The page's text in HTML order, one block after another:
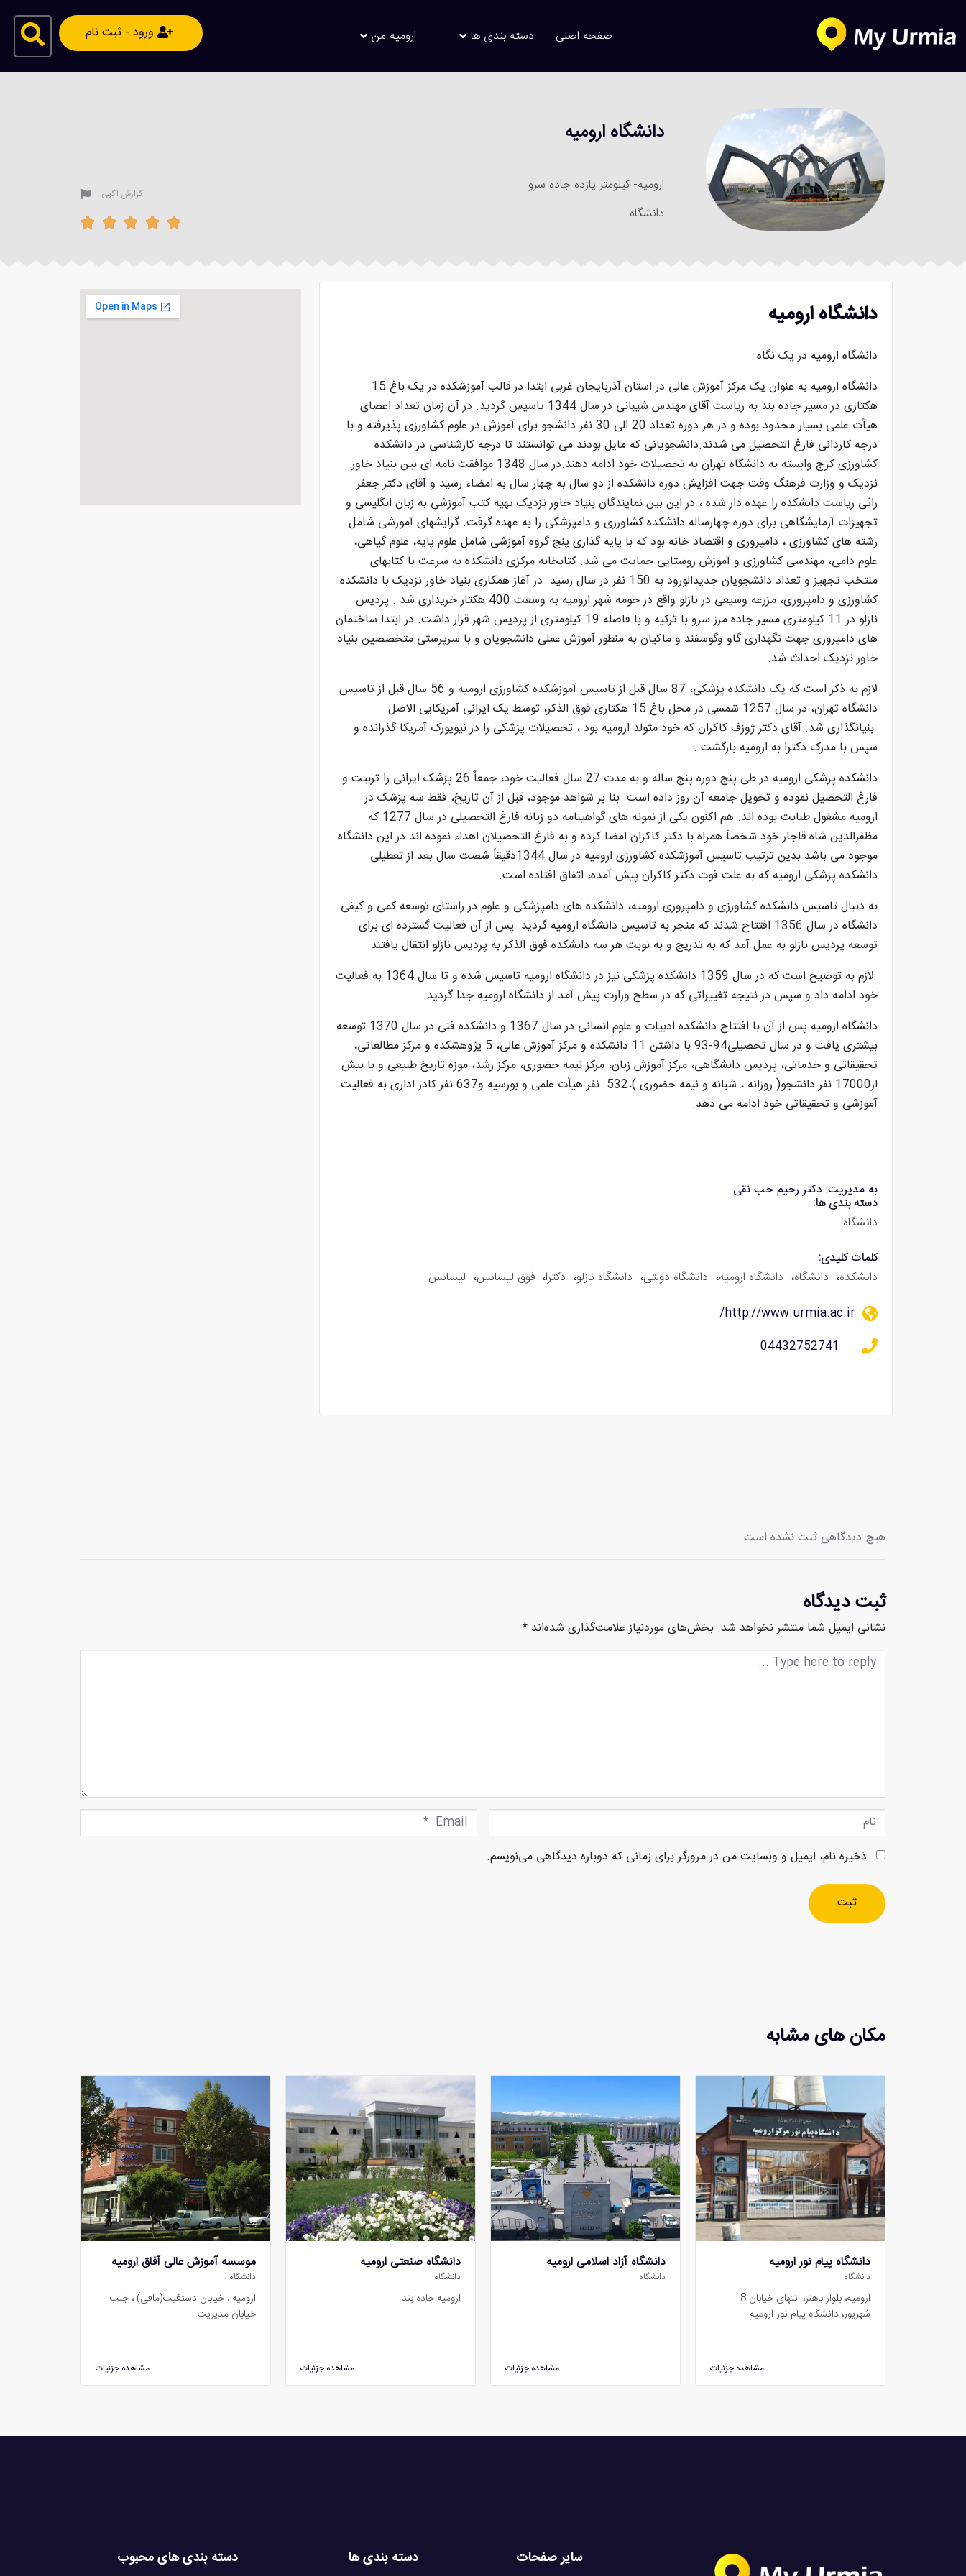
صفحه اصلی دسته بندی ها ارومیه من ورود - ثبت نام
دانشگاه ارومیه
ارومیه- کیلومتر یازده جاده سرو
دانشگاه
گزارش آگهی





دانشگاه ارومیه
دانشگاه ارومیه در یک نگاه
دانشگاه ارومیه به عنوان یک مرکز آموزش عالی در استان آذربایجان غربی ابتدا در قالب آموزشکده در یک باغ 15
هکتاری در مسیر جاده بند به ریاست آقای مهندس شیبانی در سال 1344 تاسیس گردید. در آن زمان تعداد اعضای
هیأت علمی بسیار محدود بوده و در هر دوره تعداد 20 الی 30 نفر دانشجو برای آموزش در علوم کشاورزی پذیرفته و با
درجه کاردانی فارغ التحصیل می شدند.دانشجویانی که مایل بودند می توانستند تا درجه کارشناسی در دانشکده
کشاورزی کرج وابسته به دانشگاه تهران به تحصیلات خود ادامه دهند.در سال 1348 موافقت نامه ای بین بنیاد خاور
نزدیک و وزارت فرهنگ وقت جهت افزایش دوره دانشکده از دو سال به چهار سال به امضاء رسید و آقای دکتر جعفر
راثی ریاست دانشکده را عهده دار شده ، در این بین نمایندگان بنیاد خاور نزدیک تهیه کتب آموزشی به زبان انگلیسی و
تجهیزات آزمایشگاهی برای دوره چهارساله دانشکده کشاورزی و دامپزشکی را به عهده گرفت. گرایشهای آموزشی شامل
رشته های کشاورزی ، دامپروری و اقتصاد خانه بود که با پایه گذاری پنج گروه آموزشی شامل علوم پایه، علوم گیاهی،
علوم دامی، مهندسی کشاورزی و آموزش روستایی حمایت می شد. کتابخانه مرکزی دانشکده به سرعت با کتابهای
منتخب تجهیز و تعداد دانشجویان جدیدالورود به 150 نفر در سال رسید. در آغاز همکاری بنیاد خاور نزدیک با دانشکده
کشاورزی و دامپروری، مزرعه وسیعی در نازلو واقع در حومه شهر ارومیه به وسعت 400 هکتار خریداری شد . پردیس
نازلو در 11 کیلومتری مسیر جاده مرز سرو با ترکیه و با فاصله 19 کیلومتری از پردیس شهر قرار داشت. در ابتدا ساختمان
های دامپروری جهت نگهداری گاو وگوسفند و ماکیان به منظور آموزش عملی دانشجویان و با سرپرستی متخصصین بنیاد
خاور نزدیک احداث شد.
لازم به ذکر است که یک دانشکده پزشکی، 87 سال قبل از تاسیس آموزشکده کشاورزی ارومیه و 56 سال قبل از تاسیس
دانشگاه تهران، در سال 1257 شمسی در محل باغ 15 هکتاری فوق الذکر، توسط یک ایرانی آمریکایی الاصل
بنیانگذاری شد. آقای دکتر ژوزف کاکران که خود متولد ارومیه بود ، تحصیلات پزشکی را در نیویورک آمریکا گذرانده و
سپس با مدرک دکترا به ارومیه بازگشت .
دانشکده پزشکی ارومیه در طی پنج دوره پنج ساله و به مدت 27 سال فعالیت خود، جمعاٌ 26 پزشک ایرانی را تربیت و
فارغ التحصیل نموده و تحویل جامعه آن روز داده است. بنا بر شواهد موجود، قبل از آن تاریخ، فقط سه پزشک در
ارومیه مشغول طبابت بوده اند. هم اکنون یکی از نمونه های گواهینامه دو زبانه فارغ التحصیلی در سال 1277 که
مظفرالدین شاه قاجار خود شخصاً همراه با دکتر کاکران امضا کرده و به فارغ التحصیلان اهداء نموده اند در این دانشگاه
موجود می باشد بدین ترتیب تاسیس آموزشکده کشاورزی ارومیه در سال 1344دقیقاً شصت سال بعد از تعطیلی
دانشکده پزشکی ارومیه که به علت فوت دکتر کاکران پیش آمده، اتفاق افتاده است.
به دنبال تاسیس دانشکده کشاورزی و دامپروری ارومیه، دانشکده های دامپزشکی و علوم در راستای توسعه کمی و کیفی
دانشگاه در سال 1356 افتتاح شدند که منجر به تاسیس دانشگاه ارومیه گردید. پس از آن فعالیت گسترده ای برای
توسعه پردیس نازلو به عمل آمد که به تدریج و به نوبت هر سه دانشکده فوق الذکر به پردیس نازلو انتقال یافتند.
لازم به توضیح است که در سال 1359 دانشکده پزشکی نیز در دانشگاه ارومیه تاسیس شده و تا سال 1364 به فعالیت
خود ادامه داد و سپس در نتیجه تغییراتی که در سطح وزارت پیش آمد از دانشگاه ارومیه جدا گردید.
دانشگاه ارومیه پس از آن با افتتاح دانشکده ادبیات و علوم انسانی در سال 1367 و دانشکده فنی در سال 1370 توسعه
بیشتری یافت و در سال تحصیلی94-93 با داشتن 11 دانشکده و مرکز آموزش عالی، 5 پژوهشکده و مرکز مطالعاتی،
تحقیقاتی و خدماتی، پردیس دانشگاهی، مرکز آموزش زبان، مرکز نیمه حضوری، مرکز رشد، موزه تاریخ طبیعی و با بیش
از17000 نفر دانشجو( روزانه ، شبانه و نیمه حضوری )،532 نفر هیأت علمی و بورسیه و637 نفر کادر اداری به فعالیت
آموزشی و تحقیقاتی خود ادامه می دهد.
به مدیریت: دکتر رحیم حب نقی
دسته بندی ها:
دانشگاه
کلمات کلیدی:
دانشکده، دانشگاه، دانشگاه ارومیه، دانشگاه دولتی، دانشگاه نازلو، دکترا، فوق لیسانس، لیسانس
http://www.urmia.ac.ir/
04432752741
هیچ دیدگاهی ثبت نشده است
ثبت دیدگاه
نشانی ایمیل شما منتشر نخواهد شد. بخش‌های موردنیاز علامت‌گذاری شده‌اند *
متن
نام
Email
*
ذخیره نام، ایمیل و وبسایت من در مرورگر برای زمانی که دوباره دیدگاهی می‌نویسم.
ثبت
مکان های مشابه
دانشگاه پیام نور ارومیه
دانشگاه
ارومیه، بلوار باهنر، انتهای خیابان 8
شهریور، دانشگاه پیام نور ارومیه
مشاهده جزئیات
دانشگاه آزاد اسلامی ارومیه
دانشگاه
مشاهده جزئیات
دانشگاه صنعتی ارومیه
دانشگاه
ارومیه جاده بند
مشاهده جزئیات
موسسه آموزش عالی آفاق ارومیه
دانشگاه
ارومیه ، خیابان دستغیب(مافی) ، جنب
خیابان مدیریت
مشاهده جزئیات
سایر صفحات دسته بندی ها دسته بندی های محبوب